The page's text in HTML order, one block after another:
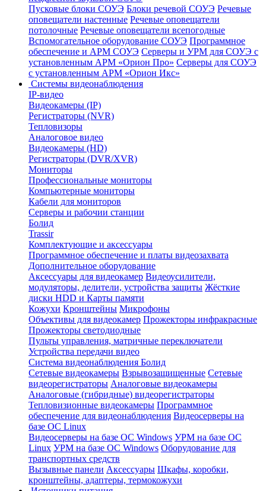
Пусковые блоки СОУЭ Блоки речевой СОУЭ Речевые
оповещатели настенные Речевые оповещатели
потолочные Речевые оповещатели всепогодные
Вспомогательное оборудование СОУЭ Программное
обеспечение и АРМ СОУЭ Серверы и УРМ для СОУЭ с
установленным АРМ «Орион Про» Серверы для СОУЭ
с установленным АРМ «Орион Икс»
Системы видеонаблюдения
IP-видео
Видеокамеры (IP)
Регистраторы (NVR)
Тепловизоры
Аналоговое видео
Видеокамеры (HD)
Регистраторы (DVR/XVR)
Мониторы
Профессиональные мониторы
Компьютерные мониторы
Кабели для мониторов
Серверы и рабочии станции
Болид
Trassir
Комплектующие и аксессуары
Программное обеспечение и платы видеозахвата
Дополнительное оборудование
Аксессуары для видеокамер Видеоусилители,
модуляторы, делители, устройства защиты Жёсткие
диски HDD и Карты памяти
Кожухи Кронштейны Микрофоны
Объективы для видеокамер Прожекторы инфракрасные
Прожекторы светодиодные
Пульты управления, матричные переключатели
Устройства передачи видео
Система видеонаблюдения Болид
Сетевые видеокамеры Взрывозащищенные Сетевые
видеорегистраторы Аналоговые видеокамеры
Аналоговые (гибридные) видеорегистраторы
Тепловизионные видеокамеры Программное
обеспечение для видеонаблюдения Видеосерверы на
базе ОС Linux
Видеосерверы на базе ОС Windows УРМ на базе ОС
Linux УРМ на базе ОС Windows Оборудование для
транспортных средств
Вызывные панели Аксессуары Шкафы, коробки,
кронштейны, адаптеры, термокожухи